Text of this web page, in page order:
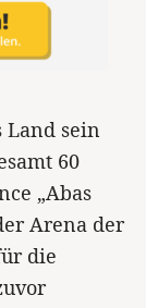
Land sein
60
„Abas
Arena der
die